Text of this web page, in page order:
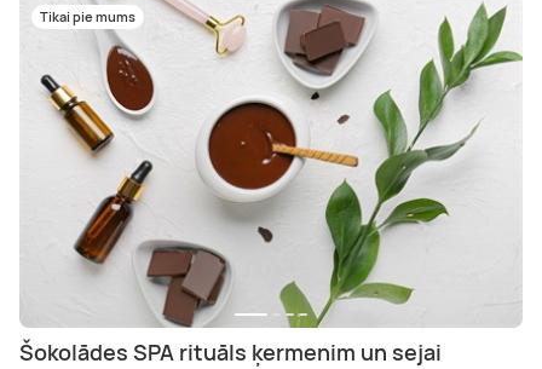
Tikai pie mums
Šokolādes SPA rituāls ķermenim un sejai